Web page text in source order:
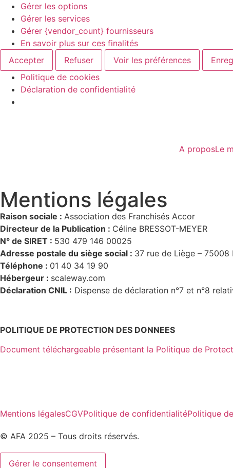
Gérer les options
Gérer les services
Gérer {vendor_count} fournisseurs
En savoir plus sur ces finalités
Accepter
Refuser Voir les préférences
Politique de cookies
Déclaration de confidentialité
A proposLe
Mentions légales
Raison sociale : Association des Franchisés Accor
Directeur de la Publication : Céline BRESSOT-MEYER
N° de SIRET : 530 479 146 00025
Adresse postale du siège social : 37 rue de Liège – 75008
Téléphone : 01 40 34 19 90
Hébergeur : scaleway.com
Déclaration CNIL : Dispense de déclaration n°7 et n°8
POLITIQUE DE PROTECTION DES DONNEES
Document téléchargeable présentant la Politique de
Mentions légalesCGVPolitique de confidentialitéPolitique
© AFA 2025 – Tous droits réservés.
Gérer le consentement